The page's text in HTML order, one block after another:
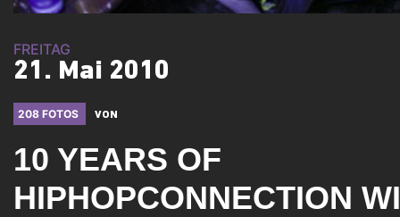
FREITAG
21. Mai 2010
208 FOTOS VON
10 YEARS OF
HIPHOPCONNECTION